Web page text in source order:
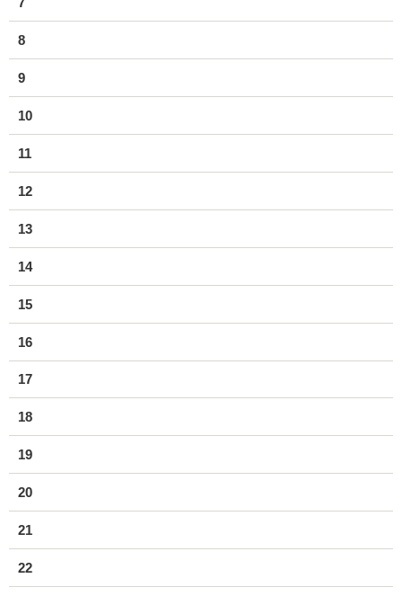
8
9
10
11
12
13
14
15
16
17
18
19
20
21
22